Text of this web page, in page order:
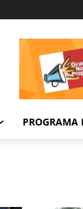
PROGRAMA